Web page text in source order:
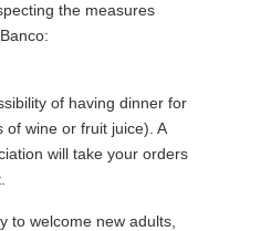
the measures
of having dinner for
of wine or fruit juice). A
will take your orders
to welcome new adults,